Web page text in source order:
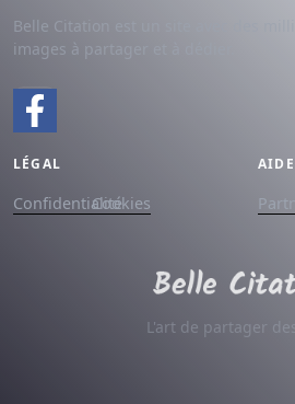
Belle Citation est un site avec des
images à partager et à dédier.
LÉGAL
ConfidentialitéCookies
AIDE
L'art de partager